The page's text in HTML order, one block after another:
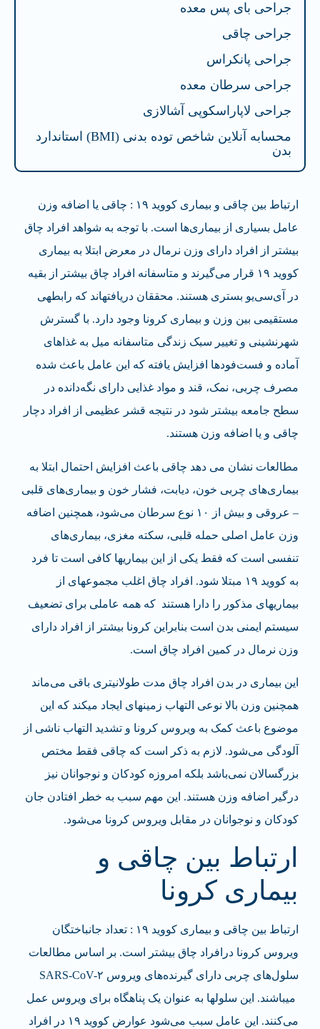
ارتباط بین چاقی و بیماری کووید ۱۹
: چاقی یا اضافه وزن
عامل بسیاری از بیماری‌ها است. با توجه به شواهد افراد چاق
بیشتر از افراد دارای وزن نرمال در معرض ابتلا به بیماری
کووید‌ ۱۹ قرار می‌گیرند و متاسفانه افراد چاق بیشتر از بقیه
در آی‌سی‌یو بستری هستند. محققان دریافته‎اند که رابطه‎ی
مستقیمی بین وزن و بیماری کرونا وجود دارد. با گسترش
شهرنشینی و تغییر سبک زندگی متاسفانه میل به غذاهای
آماده و فست‌فود‎ها افزایش یافته که این عامل باعث شده
مصرف چربی، نمک، قند و مواد غذایی دارای نگه‌دانده در
سطح جامعه بیشتر شود در نتیجه قشر عظیمی از افراد دچار
چاقی و یا اضافه وزن هستند.
مطالعات نشان می دهد چاقی باعث افزایش احتمال ابتلا به
بیماری‌های چربی خون، دیابت، فشار خون و بیماری‌های قلبی
– عروقی و بیش از ۱۰ نوع سرطان می‌شود، همچنین اضافه
وزن عامل اصلی حمله قلبی، سکته مغزی، بیماری‌های
تنفسی است که فقط یکی از این بیماری‎ها کافی است تا فرد
به کووید ۱۹ مبتلا شود. افراد چاق اغلب مجموعه‎ای از
بیماری‎های مذکور را دارا هستند که همه عاملی برای تضعیف
سیستم ایمنی بدن است بنابراین کرونا بیشتر از افراد دارای
وزن نرمال در کمین افراد چاق است.
این بیماری در بدن افراد چاق مدت طولانی‎تری باقی می‌ماند
همچنین وزن بالا نوعی التهاب زمینه‎ای ایجاد می‎کند که این
موضوع باعث کمک به ویروس کرونا و تشدید التهاب ناشی از
آلودگی می‌شود. لازم به ذکر است که چاقی فقط مختص
بزرگسالان نمی‌باشد بلکه امروزه کودکان و نوجوانان نیز
درگیر اضافه وزن هستند. این مهم سبب به خطر افتادن جان
کودکان و نوجوانان در مقابل ویروس کرونا می‌شود.
ارتباط بین چاقی و
بیماری کرونا
ارتباط بین چاقی و بیماری کووید ۱۹
: تعداد جانباختگان
ویروس کرونا درافراد چاق بیشتر است. بر اساس مطالعات
سلول‌های چربی دارای گیرنده‌های ویروس SARS-CoV-۲
می‎باشند. این سلول‎ها به عنوان یک پناهگاه برای ویروس عمل
می‌کنند. این عامل سبب می‌شود عوارض کووید ۱۹ در افراد
جراحی بای پس معده
جراحی چاقی
جراحی پانکراس
جراحی سرطان معده
جراحی لاپاراسکوپی آشالازی
محسابه آنلاین شاخص توده بدنی (BMI) استاندارد
بدن